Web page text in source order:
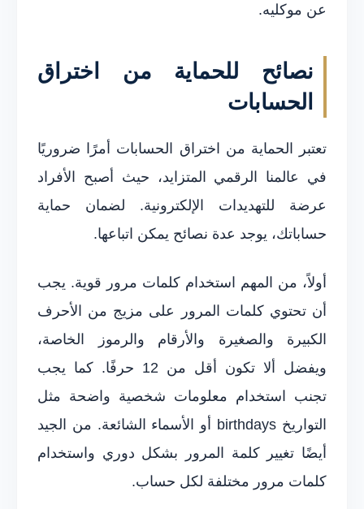
عن موكليه.
نصائح للحماية من اختراق
الحسابات
تعتبر الحماية من اختراق الحسابات أمرًا ضروريًا
في عالمنا الرقمي المتزايد، حيث أصبح الأفراد
عرضة للتهديدات الإلكترونية. لضمان حماية
حساباتك، يوجد عدة نصائح يمكن اتباعها.
أولاً، من المهم استخدام كلمات مرور قوية. يجب
أن تحتوي كلمات المرور على مزيج من الأحرف
الكبيرة والصغيرة والأرقام والرموز الخاصة،
ويفضل ألا تكون أقل من 12 حرفًا. كما يجب
تجنب استخدام معلومات شخصية واضحة مثل
التواريخ birthdays أو الأسماء الشائعة. من الجيد
أيضًا تغيير كلمة المرور بشكل دوري واستخدام
كلمات مرور مختلفة لكل حساب.